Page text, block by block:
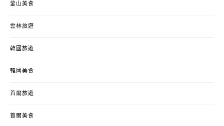
釜山美食
雲林旅遊
韓國旅遊
韓國美食
首爾旅遊
首爾美食